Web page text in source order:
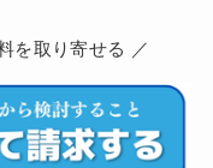
を取り寄せる ／